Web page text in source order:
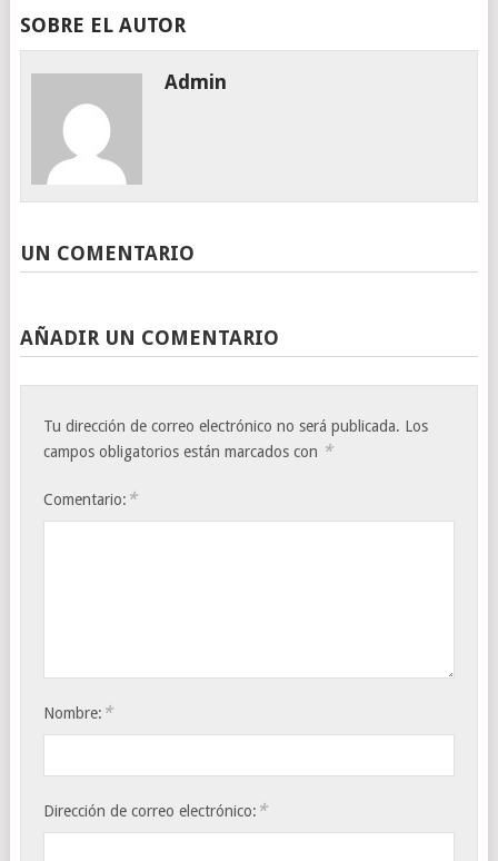
SOBRE EL AUTOR
Admin
UN COMENTARIO
AÑADIR UN COMENTARIO
Tu dirección de correo electrónico no será publicada. Los
campos obligatorios están marcados con *
Comentario: *
Nombre: *
Dirección de correo electrónico: *